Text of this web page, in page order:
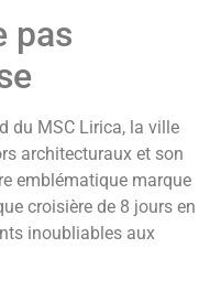
pas
du MSC Lirica, la ville
architecturaux et son
emblématique marque
croisière de 8 jours en
inoubliables aux